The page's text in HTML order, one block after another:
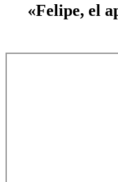
«Felipe, el